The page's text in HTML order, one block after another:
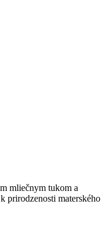
mliečnym tukom a
prirodzenosti materského